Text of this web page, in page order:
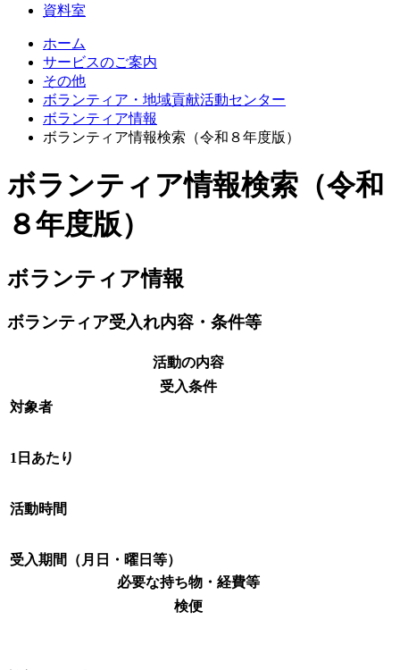
資料室
ホーム
サービスのご案内
その他
ボランティア・地域貢献活動センター
ボランティア情報
ボランティア情報検索（令和８年度版）
ボランティア情報検索（令和
８年度版）
ボランティア情報
ボランティア受入れ内容・条件等
活動の内容
受入条件
対象者
1日あたり
活動時間
受入期間（月日・曜日等）
必要な持ち物・経費等
検便